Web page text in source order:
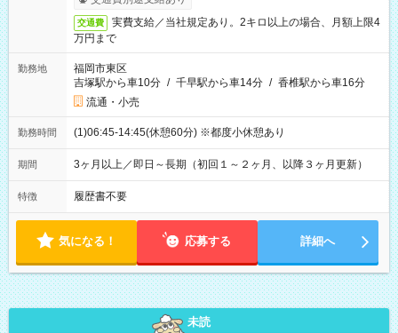
交通費
実費支給／当社規定あり。2キロ以上の場合、月額上限4
万円まで
勤務地
福岡市東区
吉塚駅から車10分 / 千早駅から車14分 / 香椎駅から車16分
流通・小売
勤務時間 (1)06:45-14:45(休憩60分) ※都度小休憩あり
期間 3ヶ月以上／即日～長期（初回１～２ヶ月、以降３ヶ月更新）
特徴 履歴書不要
気になる！ 応募する 詳細へ
未読